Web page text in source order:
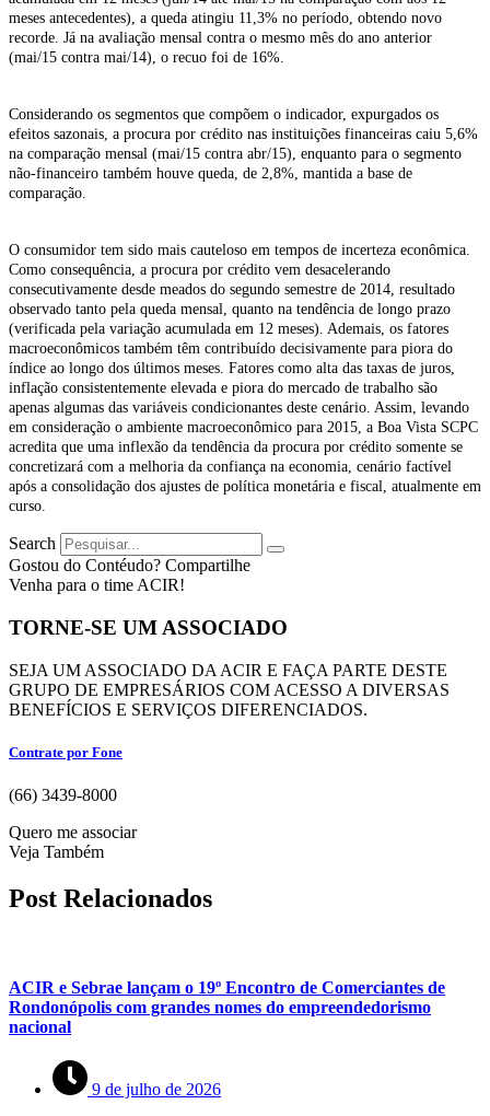
meses antecedentes), a queda atingiu 11,3% no período, obtendo novo
recorde. Já na avaliação mensal contra o mesmo mês do ano anterior
(mai/15 contra mai/14), o recuo foi de 16%.
Considerando os segmentos que compõem o indicador, expurgados os
efeitos sazonais, a procura por crédito nas instituições financeiras caiu 5,6%
na comparação mensal (mai/15 contra abr/15), enquanto para o segmento
não-financeiro também houve queda, de 2,8%, mantida a base de
comparação.
O consumidor tem sido mais cauteloso em tempos de incerteza econômica.
Como consequência, a procura por crédito vem desacelerando
consecutivamente desde meados do segundo semestre de 2014, resultado
observado tanto pela queda mensal, quanto na tendência de longo prazo
(verificada pela variação acumulada em 12 meses). Ademais, os fatores
macroeconômicos também têm contribuído decisivamente para piora do
índice ao longo dos últimos meses. Fatores como alta das taxas de juros,
inflação consistentemente elevada e piora do mercado de trabalho são
apenas algumas das variáveis condicionantes deste cenário. Assim, levando
em consideração o ambiente macroeconômico para 2015, a Boa Vista SCPC
acredita que uma inflexão da tendência da procura por crédito somente se
concretizará com a melhoria da confiança na economia, cenário factível
após a consolidação dos ajustes de política monetária e fiscal, atualmente em
curso.
Search
Gostou do Contéudo? Compartilhe
Venha para o time ACIR!
TORNE-SE UM ASSOCIADO
SEJA UM ASSOCIADO DA ACIR E FAÇA PARTE DESTE
GRUPO DE EMPRESÁRIOS COM ACESSO A DIVERSAS
BENEFÍCIOS E SERVIÇOS DIFERENCIADOS.
Contrate por Fone
(66) 3439-8000
Quero me associar
Veja Também
Post Relacionados
ACIR e Sebrae lançam o 19º Encontro de Comerciantes de
Rondonópolis com grandes nomes do empreendedorismo
nacional
9 de julho de 2026